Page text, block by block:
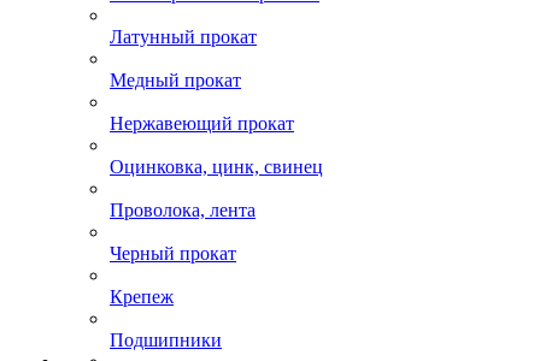
Латунный прокат
Медный прокат
Нержавеющий прокат
Оцинковка, цинк, свинец
Проволока, лента
Черный прокат
Крепеж
Подшипники